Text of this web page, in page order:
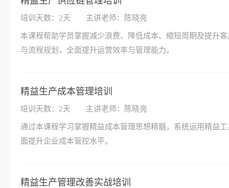
培训天数：2天 主讲老师：陈晓亮
本课程帮助学员掌握减少浪费、降低成本、缩短周期及提升
与流程规划，全面提升运营效率与管理能力。
精益生产成本管理培训
培训天数：2天 主讲老师：陈晓亮
通过本课程学习掌握精益成本管理思想精髓，系统运用精益
面提升企业成本管控水平。
精益生产管理改善实战培训